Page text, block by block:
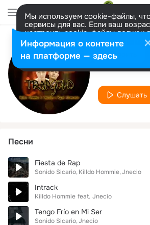
Мы используем cookie-файлы,
сервисы для вас. Если ваш
настроить cookie-файлы должен
представитель. Больше
Разрешить все Настроить
Исполнитель
Jnecio
Слушать
Песни
Fiesta de Rap
Sonido Sicario Killdo Hommie Jnecio
Intrack
Killdo Hommie feat. Jnecio
Tengo Frío en Mi Ser
Sonido Sicario Jnecio
Информация о контенте
на платформе — здесь